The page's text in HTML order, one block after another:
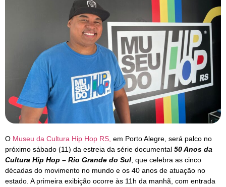
O Museu da Cultura Hip Hop RS, em Porto Alegre, será palco no
próximo sábado (11) da estreia da série documental 50 Anos da
Cultura Hip Hop – Rio Grande do Sul, que celebra as cinco
décadas do movimento no mundo e os 40 anos de atuação no
estado. A primeira exibição ocorre às 11h da manhã, com entrada